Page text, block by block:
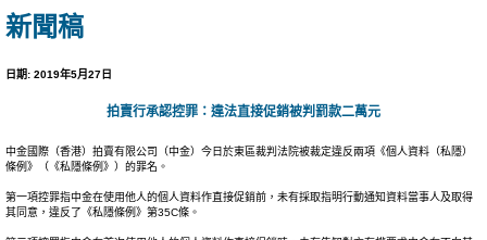
新聞稿
日期: 2019年5月27日
拍賣行承認控罪：違法直接促銷被判罰款二萬元
中金國際（香港）拍賣有限公司（中金）今日於東區裁判法院被裁定違反兩項《個人資料（私隱）
條例》（《私隱條例》）的罪名。
第一項控罪指中金在使用他人的個人資料作直接促銷前，未有採取指明行動通知資料當事人及取得
其同意，違反了《私隱條例》第35C條。